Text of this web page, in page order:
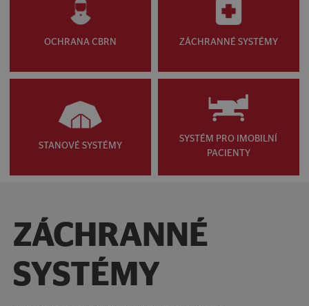
OCHRANA CBRN ZÁCHRANNÉ SYSTÉMY
STANOVÉ SYSTÉMY
SYSTÉM PRO IMOBILNÍ
PACIENTY
ZÁCHRANNÉ
SYSTÉMY